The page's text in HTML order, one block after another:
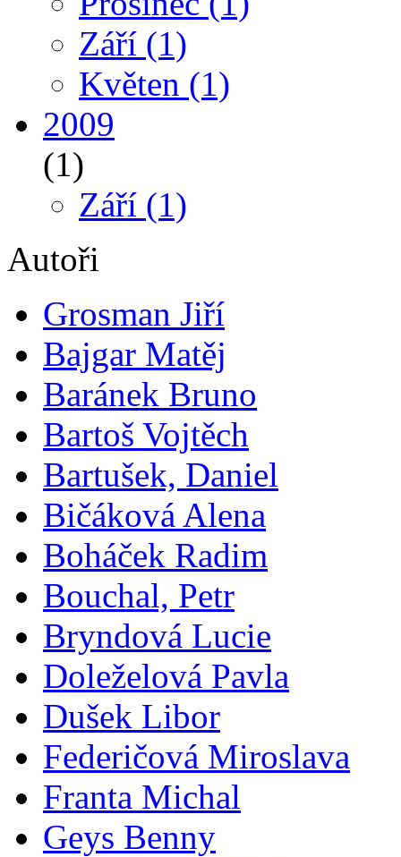
Září (1)
Květen (1)
2009
(1)
Září (1)
Autoři
Grosman Jiří
Bajgar Matěj
Baránek Bruno
Bartoš Vojtěch
Bartušek, Daniel
Bičáková Alena
Boháček Radim
Bouchal, Petr
Bryndová Lucie
Doleželová Pavla
Dušek Libor
Federičová Miroslava
Franta Michal
Geys Benny